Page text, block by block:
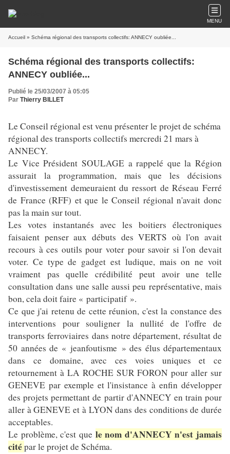
MENU
Accueil » Schéma régional des transports collectifs: ANNECY oubliée...
Schéma régional des transports collectifs:
ANNECY oubliée...
Publié le 25/03/2007 à 05:05
Par Thierry BILLET
Le Conseil régional est venu présenter le projet de schéma
régional des transports collectifs mercredi 21 mars à
ANNECY.
Le Vice Président SOULAGE a rappelé que la Région
assurait la programmation, mais que les décisions
d'investissement demeuraient du ressort de Réseau Ferré
de France (RFF) et que le Conseil régional n'avait donc
pas la main sur tout.
Les votes instantanés avec les boitiers électroniques
faisaient penser aux débuts des VERTS où l'on avait
recours à ces outils pour voter pour savoir si l'on devait
voter. Ce type de gadget est ludique, mais on ne voit
vraiment pas quelle crédibilité peut avoir une telle
consultation dans une salle aussi peu représentative, mais
bon, cela doit faire « participatif ».
Ce que j'ai retenu de cette réunion, c'est la constance des
interventions pour souligner la nullité de l'offre de
transports ferroviaires dans notre département, résultat de
50 années de « jeanfoutisme » des élus départementaux
dans ce domaine, avec ces voies uniques et ce
retournement à LA ROCHE SUR FORON pour aller sur
GENEVE par exemple et l'insistance à enfin développer
des projets permettant de partir d'ANNECY en train pour
aller à GENEVE et à LYON dans des conditions de durée
acceptables.
Le problème, c'est que le nom d'ANNECY n'est jamais
citépar le projet de Schéma.